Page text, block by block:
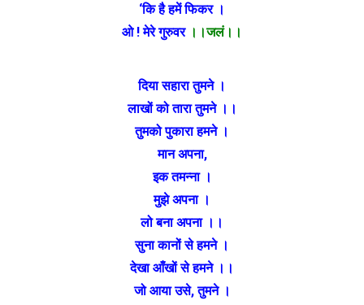
‘कि है हमें फिकर ।
ओ ! मेरे गुरुवर ।।जलं।।
दिया सहारा तुमने ।
लाखों को तारा तुमने ।।
तुमको पुकारा हमने ।
मान अपना,
इक तमन्ना ।
मुझे अपना ।
लो बना अपना ।।
सुना कानों से हमने ।
देखा आँखों से हमने ।।
जो आया उसे, तुमने ।